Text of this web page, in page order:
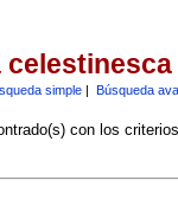
simple| Búsqueda
con los